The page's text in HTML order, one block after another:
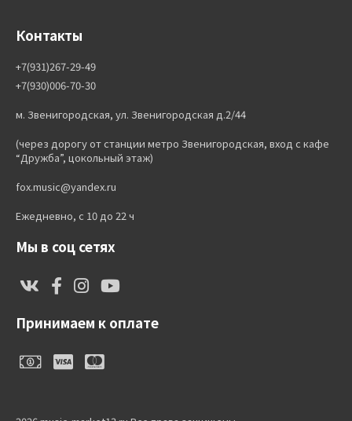
Контакты
+7(931)267-29-49
+7(930)006-70-30
м. Звенигородская, ул. Звенигородская д.2/44
(через дорогу от станции метро Звенигородская, вход с кафе
“Дружба”, цокольный этаж)
fox.music@yandex.ru
Ежедневно, с 10 до 22 ч
Мы в соц сетях
Принимаем к оплате